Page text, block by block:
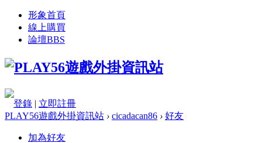
形象首頁
線上購買
論壇BBS
登錄 | 立即註冊
PLAY56遊戲外掛資訊站 › cicadacan86 › 好友
加為好友